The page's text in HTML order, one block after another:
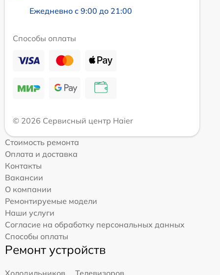
Ежедневно с 9:00 до 21:00
Способы оплаты
© 2026 Сервисный центр Haier
Стоимость ремонта
Оплата и доставка
Контакты
Вакансии
О компании
Ремонтируемые модели
Наши услуги
Согласие на обработку персональных данных
Способы оплаты
Ремонт устройств
Холодильников
Телевизоров